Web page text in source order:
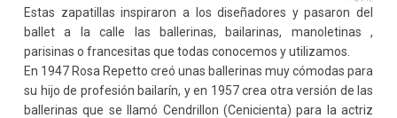
Estas zapatillas inspiraron a los diseñadores y pasaron del
ballet a la calle las ballerinas, bailarinas, manoletinas ,
parisinas o francesitas que todas conocemos y utilizamos.
En 1947 Rosa Repetto creó unas ballerinas muy cómodas para
su hijo de profesión bailarín, y en 1957 crea otra versión de las
ballerinas que se llamó Cendrillon (Cenicienta) para la actriz